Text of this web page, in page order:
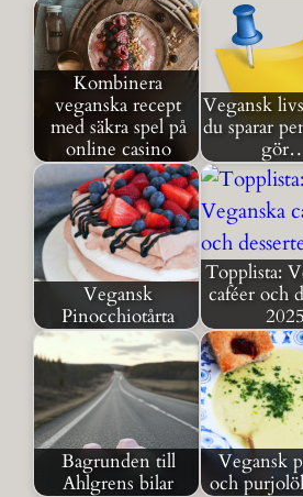
Kombinera
veganska recept
med säkra spel på
online casino
Vegansk
du sparar
Vegansk
Pinocchiotårta
Topplista:
caféer och
2025
Bagrunden till
Ahlgrens bilar
Vegansk
och